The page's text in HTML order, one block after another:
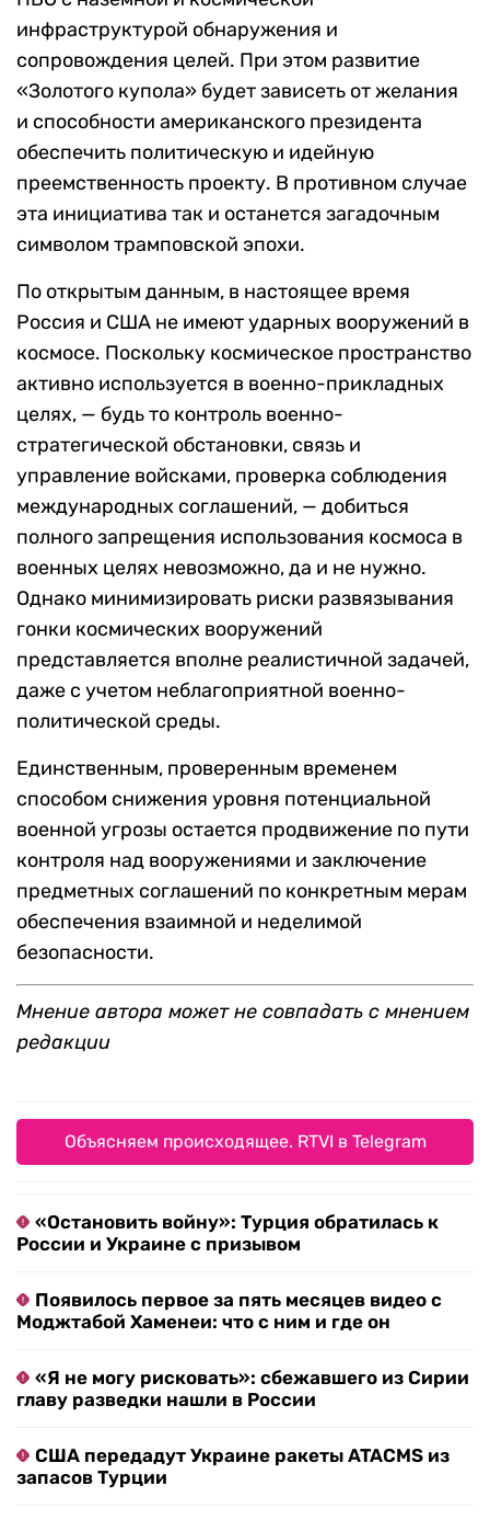
инфраструктурой обнаружения и
сопровождения целей. При этом развитие
«Золотого купола» будет зависеть от желания
и способности американского президента
обеспечить политическую и идейную
преемственность проекту. В противном случае
эта инициатива так и останется загадочным
символом трамповской эпохи.
По открытым данным, в настоящее время
Россия и США не имеют ударных вооружений в
космосе. Поскольку космическое пространство
активно используется в военно-прикладных
целях, — будь то контроль военно-
стратегической обстановки, связь и
управление войсками, проверка соблюдения
международных соглашений, — добиться
полного запрещения использования космоса в
военных целях невозможно, да и не нужно.
Однако минимизировать риски развязывания
гонки космических вооружений
представляется вполне реалистичной задачей,
даже с учетом неблагоприятной военно-
политической среды.
Единственным, проверенным временем
способом снижения уровня потенциальной
военной угрозы остается продвижение по пути
контроля над вооружениями и заключение
предметных соглашений по конкретным мерам
обеспечения взаимной и неделимой
безопасности.
Мнение автора может не совпадать с мнением
редакции
Объясняем происходящее. RTVI в Telegram
«Остановить войну»: Турция обратилась к
России и Украине с призывом
Появилось первое за пять месяцев видео с
Моджтабой Хаменеи: что с ним и где он
«Я не могу рисковать»: сбежавшего из Сирии
главу разведки нашли в России
США передадут Украине ракеты ATACMS из
запасов Турции